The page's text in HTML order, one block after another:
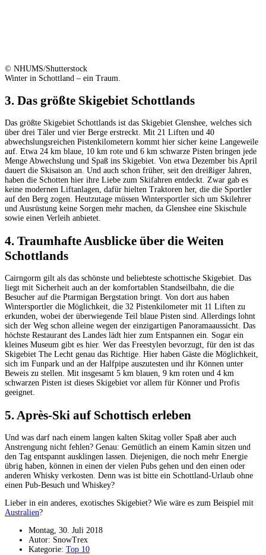
© NHUMS/Shutterstock
Winter in Schottland – ein Traum.
3. Das größte Skigebiet Schottlands
Das größte Skigebiet Schottlands ist das Skigebiet Glenshee, welches sich
über drei Täler und vier Berge erstreckt. Mit 21 Liften und 40
abwechslungsreichen Pistenkilometern kommt hier sicher keine Langeweile
auf. Etwa 24 km blaue, 10 km rote und 6 km schwarze Pisten bringen jede
Menge Abwechslung und Spaß ins Skigebiet. Von etwa Dezember bis April
dauert die Skisaison an. Und auch schon früher, seit den dreißiger Jahren,
haben die Schotten hier ihre Liebe zum Skifahren entdeckt. Zwar gab es
keine modernen Liftanlagen, dafür hielten Traktoren her, die die Sportler
auf den Berg zogen. Heutzutage müssen Wintersportler sich um Skilehrer
und Ausrüstung keine Sorgen mehr machen, da Glenshee eine Skischule
sowie einen Verleih anbietet.
4. Traumhafte Ausblicke über die Weiten
Schottlands
Cairngorm gilt als das schönste und beliebteste schottische Skigebiet. Das
liegt mit Sicherheit auch an der komfortablen Standseilbahn, die die
Besucher auf die Ptarmigan Bergstation bringt. Von dort aus haben
Wintersportler die Möglichkeit, die 32 Pistenkilometer mit 11 Liften zu
erkunden, wobei der überwiegende Teil blaue Pisten sind. Allerdings lohnt
sich der Weg schon alleine wegen der einzigartigen Panoramaaussicht. Das
höchste Restaurant des Landes lädt hier zum Entspannen ein. Sogar ein
kleines Museum gibt es hier. Wer das Freestylen bevorzugt, für den ist das
Skigebiet The Lecht genau das Richtige. Hier haben Gäste die Möglichkeit,
sich im Funpark und an der Halfpipe auszutesten und ihr Können unter
Beweis zu stellen. Mit insgesamt 5 km blauen, 9 km roten und 4 km
schwarzen Pisten ist dieses Skigebiet vor allem für Könner und Profis
geeignet.
5. Après-Ski auf Schottisch erleben
Und was darf nach einem langen kalten Skitag voller Spaß aber auch
Anstrengung nicht fehlen? Genau: Gemütlich an einem Kamin sitzen und
den Tag entspannt ausklingen lassen. Diejenigen, die noch mehr Energie
übrig haben, können in einen der vielen Pubs gehen und den einen oder
anderen Whisky verkosten. Denn was ist bitte ein Schottland-Urlaub ohne
einen Pub-Besuch und Whiskey?
Lieber in ein anderes, exotisches Skigebiet? Wie wäre es zum Beispiel mit
Australien?
Montag, 30. Juli 2018
Autor: SnowTrex
Kategorie: Top 10